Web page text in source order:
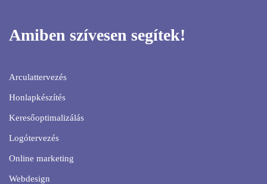
Amiben szívesen segítek!
Arculattervezés
Honlapkészítés
Keresőoptimalizálás
Logótervezés
Online marketing
Webdesign